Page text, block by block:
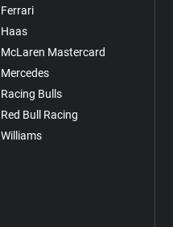
Ferrari
Haas
McLaren Mastercard
Mercedes
Racing Bulls
Red Bull Racing
Williams